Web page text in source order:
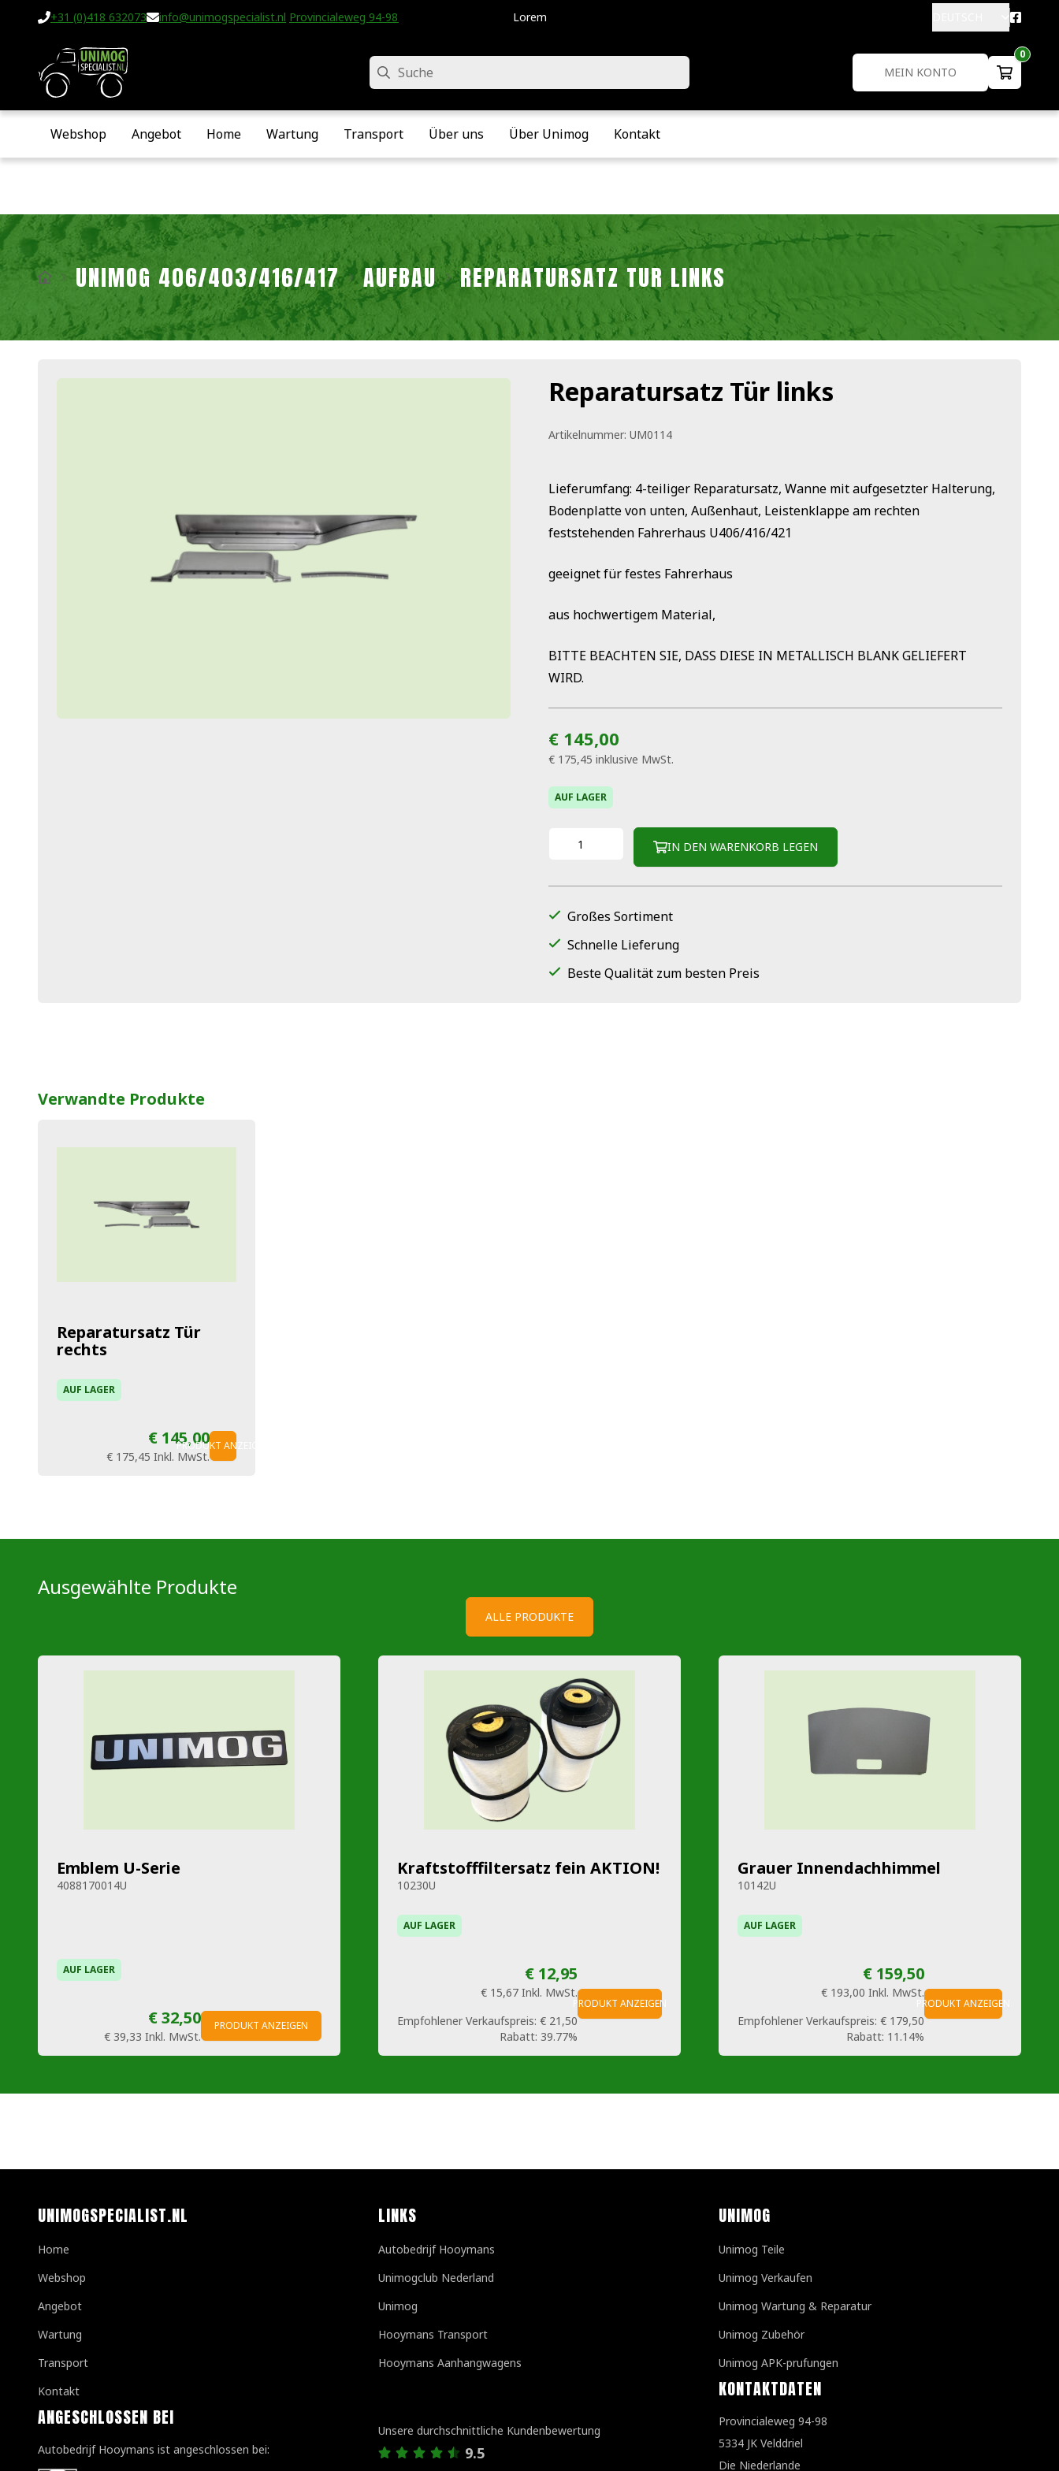
+31 (0)418 632073 info@unimogspecialist.nl Provincialeweg 94-98 • Velddriel • Die Niederlande
Lorem
MEIN KONTO
0
Suche
Webshop Angebot Home Wartung Transport Über uns Über Unimog Kontakt
UNIMOG 406/403/416/417 AUFBAU REPARATURSATZ TÜR LINKS
Reparatursatz Tür links
Artikelnummer: UM0114
Lieferumfang: 4-teiliger Reparatursatz, Wanne mit aufgesetzter Halterung,
Bodenplatte von unten, Außenhaut, Leistenklappe am rechten
feststehenden Fahrerhaus U406/416/421
geeignet für festes Fahrerhaus
aus hochwertigem Material,
BITTE BEACHTEN SIE, DASS DIESE IN METALLISCH BLANK GELIEFERT
WIRD.
€ 145,00
€ 175,45 inklusive MwSt.
AUF LAGER
IN DEN WARENKORB LEGEN
Großes Sortiment
Schnelle Lieferung
Beste Qualität zum besten Preis
Verwandte Produkte
Reparatursatz Tür
rechts
AUF LAGER
€ 145,00
€ 175,45 Inkl. MwSt.
PRODUKT ANZEIGEN
Ausgewählte Produkte
ALLE PRODUKTE
Emblem U-Serie
4088170014U
AUF LAGER
€ 32,50
€ 39,33 Inkl. MwSt.
PRODUKT ANZEIGEN
Kraftstofffiltersatz fein AKTION!
10230U
AUF LAGER
€ 12,95
€ 15,67 Inkl. MwSt.
Empfohlener Verkaufspreis: € 21,50
Rabatt: 39.77%
PRODUKT ANZEIGEN
Grauer Innendachhimmel
10142U
AUF LAGER
€ 159,50
€ 193,00 Inkl. MwSt.
Empfohlener Verkaufspreis: € 179,50
Rabatt: 11.14%
PRODUKT ANZEIGEN
UNIMOGSPECIALIST.NL
Home
Webshop
Angebot
Wartung
Transport
Kontakt
ANGESCHLOSSEN BEI
Autobedrijf Hooymans ist angeschlossen bei:
LINKS
Autobedrijf Hooymans
Unimogclub Nederland
Unimog
Hooymans Transport
Hooymans Aanhangwagens
Unsere durchschnittliche Kundenbewertung
9.5
UNIMOG
Unimog Teile
Unimog Verkaufen
Unimog Wartung & Reparatur
Unimog Zubehör
Unimog APK-prufungen
KONTAKTDATEN
Provincialeweg 94-98
5334 JK Velddriel
Die Niederlande